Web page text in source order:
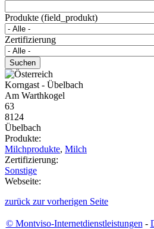
Produkte (field_produkt)
Zertifizierung
Korngast - Übelbach
Am Warthkogel
63
8124
Übelbach
Produkte:
Milchprodukte, Milch
Zertifizierung:
Sonstige
Webseite:
zurück zur vorherigen Seite
© Montviso-Internetdienstleistungen -